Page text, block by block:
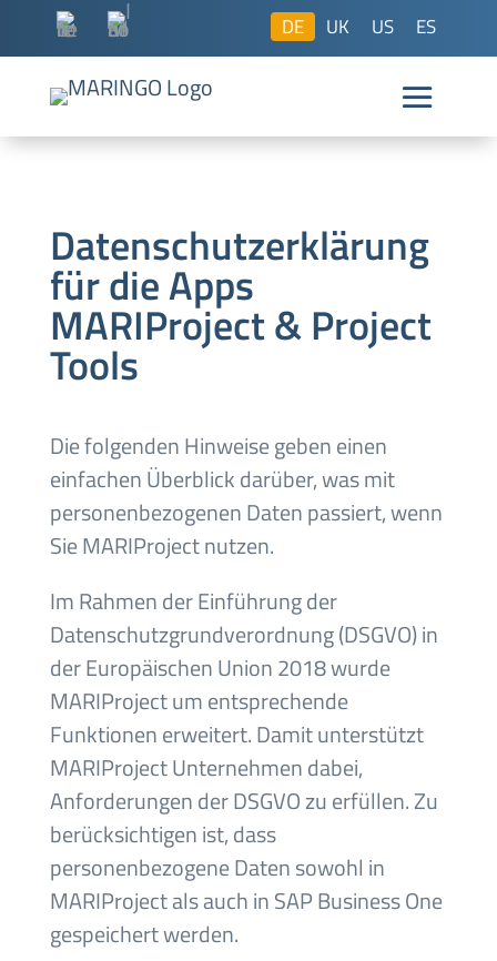
DE UK US ES
Datenschutzerklärung
für die Apps
MARIProject & Project
Tools
Die folgenden Hinweise geben einen
einfachen Überblick darüber, was mit
personenbezogenen Daten passiert, wenn
Sie MARIProject nutzen.
Im Rahmen der Einführung der
Datenschutzgrundverordnung (DSGVO) in
der Europäischen Union 2018 wurde
MARIProject um entsprechende
Funktionen erweitert. Damit unterstützt
MARIProject Unternehmen dabei,
Anforderungen der DSGVO zu erfüllen. Zu
berücksichtigen ist, dass
personenbezogene Daten sowohl in
MARIProject als auch in SAP Business One
gespeichert werden.